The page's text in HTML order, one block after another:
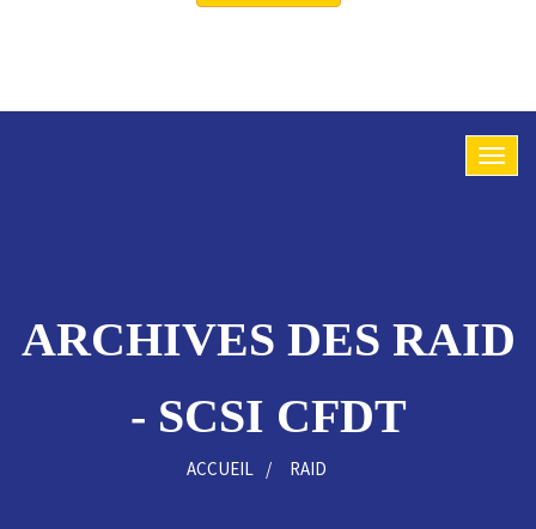
ARCHIVES DES RAID
- SCSI CFDT
ACCUEIL RAID